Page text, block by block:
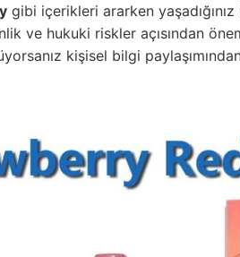
gibi içerikleri ararken
ve hukuki riskler açısından
kişisel bilgi